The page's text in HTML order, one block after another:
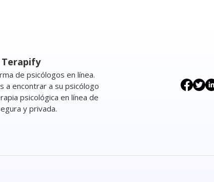
Terapify
de psicólogos en línea.
a encontrar a su psicólogo
psicológica en línea de
y privada.